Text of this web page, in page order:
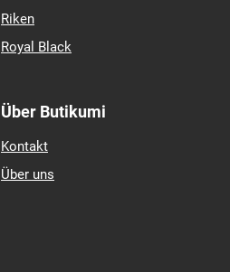
Riken
Royal Black
Über Butikumi
Kontakt
Über uns